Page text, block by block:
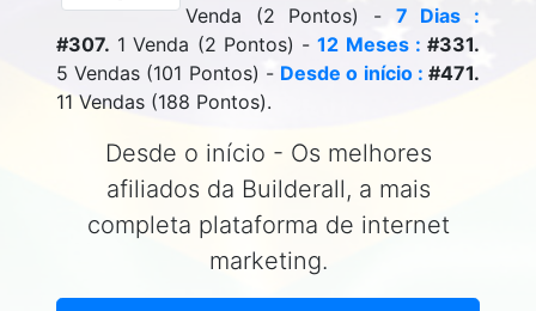
Venda (2 Pontos) - 7 Dias :
#307. 1 Venda (2 Pontos) -12 Meses : #331.
5 Vendas (101 Pontos) - Desde o início : #471.
11 Vendas (188 Pontos).
Desde o início - Os melhores
afiliados da Builderall, a mais
completa plataforma de internet
marketing.